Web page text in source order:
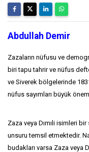
Abdullah Demir
Zazaların nüfusu ve
biri tapu tahrir ve nüfus
ve Siverek bölgelerinde
nüfus sayımları büyük
Zaza veya Dımıli isimleri
unsuru temsil etmektedir.
budakları varsa Zaza veya